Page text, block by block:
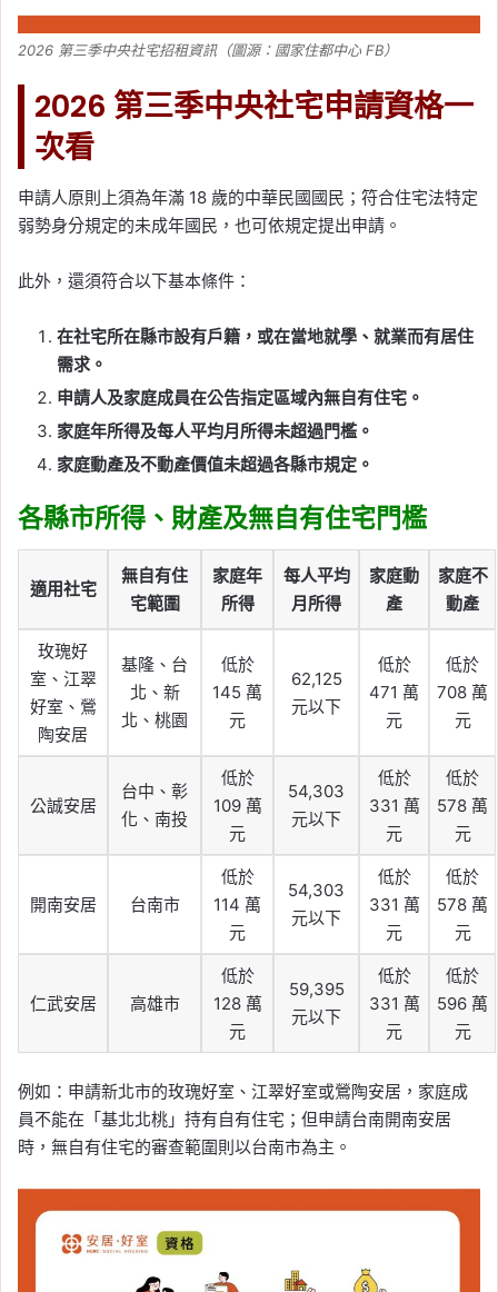
2026 第三季中央社宅招租資訊（圖源：國家住都中心 FB）
2026 第三季中央社宅申請資格一
次看
申請人原則上須為年滿 18 歲的中華民國國民；符合住宅法特定
弱勢身分規定的未成年國民，也可依規定提出申請。
此外，還須符合以下基本條件：
在社宅所在縣市設有戶籍，或在當地就學、就業而有居住
需求。
申請人及家庭成員在公告指定區域內無自有住宅。
家庭年所得及每人平均月所得未超過門檻。
家庭動產及不動產價值未超過各縣市規定。
各縣市所得、財產及無自有住宅門檻
適用社宅
無自有住
宅範圍
家庭年
所得
每人平均
月所得
家庭動
產
家庭不
動產
玫瑰好
室、江翠
好室、鶯
陶安居
基隆、台
北、新
北、桃園
低於
145 萬
元
62,125
元以下
低於
471 萬
元
低於
708 萬
元
公誠安居
台中、彰
化、南投
低於
109 萬
元
54,303
元以下
低於
331 萬
元
低於
578 萬
元
開南安居 台南市
低於
114 萬
元
54,303
元以下
低於
331 萬
元
低於
578 萬
元
仁武安居 高雄市
低於
128 萬
元
59,395
元以下
低於
331 萬
元
低於
596 萬
元
例如：申請新北市的玫瑰好室、江翠好室或鶯陶安居，家庭成
員不能在「基北北桃」持有自有住宅；但申請台南開南安居
時，無自有住宅的審查範圍則以台南市為主。